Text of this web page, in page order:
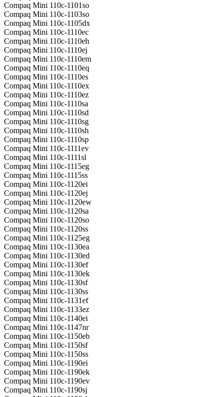
Compaq Mini 110c-1101so
Compaq Mini 110c-1103so
Compaq Mini 110c-1105dx
Compaq Mini 110c-1110ec
Compaq Mini 110c-1110eh
Compaq Mini 110c-1110ej
Compaq Mini 110c-1110em
Compaq Mini 110c-1110eq
Compaq Mini 110c-1110es
Compaq Mini 110c-1110ex
Compaq Mini 110c-1110ez
Compaq Mini 110c-1110sa
Compaq Mini 110c-1110sd
Compaq Mini 110c-1110sg
Compaq Mini 110c-1110sh
Compaq Mini 110c-1110sp
Compaq Mini 110c-1111ev
Compaq Mini 110c-1111sl
Compaq Mini 110c-1115eg
Compaq Mini 110c-1115ss
Compaq Mini 110c-1120ei
Compaq Mini 110c-1120ej
Compaq Mini 110c-1120ew
Compaq Mini 110c-1120sa
Compaq Mini 110c-1120so
Compaq Mini 110c-1120ss
Compaq Mini 110c-1125eg
Compaq Mini 110c-1130ea
Compaq Mini 110c-1130ed
Compaq Mini 110c-1130ef
Compaq Mini 110c-1130ek
Compaq Mini 110c-1130sf
Compaq Mini 110c-1130ss
Compaq Mini 110c-1131ef
Compaq Mini 110c-1133ez
Compaq Mini 110c-1140ei
Compaq Mini 110c-1147nr
Compaq Mini 110c-1150eb
Compaq Mini 110c-1150sf
Compaq Mini 110c-1150ss
Compaq Mini 110c-1190ei
Compaq Mini 110c-1190ek
Compaq Mini 110c-1190ev
Compaq Mini 110c-1190sj